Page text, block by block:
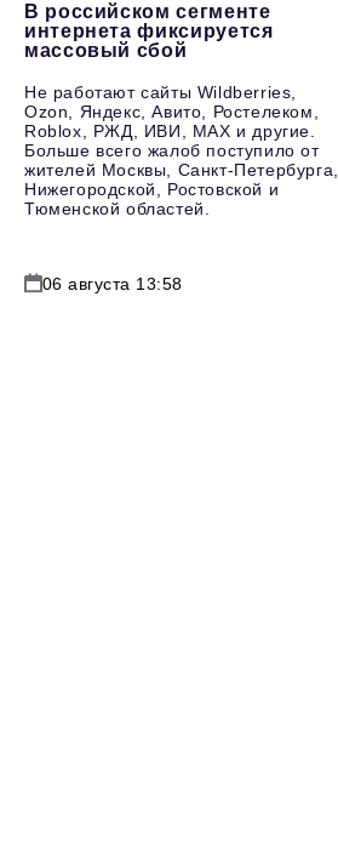
В российском сегменте
интернета фиксируется
массовый сбой
Не работают сайты Wildberries,
Ozon, Яндекс, Авито, Ростелеком,
Roblox, РЖД, ИВИ, MAX и другие.
Больше всего жалоб поступило от
жителей Москвы, Санкт-Петербурга,
Нижегородской, Ростовской и
Тюменской областей.
06 августа 13:58